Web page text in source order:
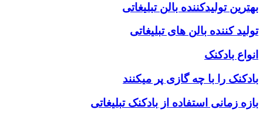
بهترین تولیدکننده بالن تبلیغاتی
تولید کننده بالن های تبلیغاتی
انواع بادکنک
بادکنک را با چه گازی پر میکنند
بازه زمانی استفاده از بادکنک تبلیغاتی